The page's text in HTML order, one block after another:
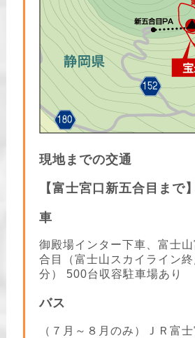
現地までの交通
【富士宮口新五合目まで】
車
御殿場インター下車、富士
合目（富士山スカイライン
分） 500台収容駐車場あり
バス
（７月～８月のみ）ＪＲ富